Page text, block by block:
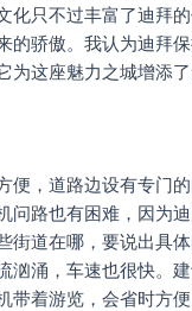
化只不过丰富了迪拜
的骄傲。我认为迪拜
为这座魅力之城增添了
，道路边设有专门的
问路也有困难，因为
街道在哪，要说出具
汹涌，车速也很快。
带着游览，会省时方便